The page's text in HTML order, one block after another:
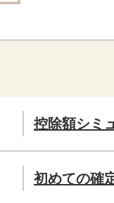
控除額シミ
初めての確